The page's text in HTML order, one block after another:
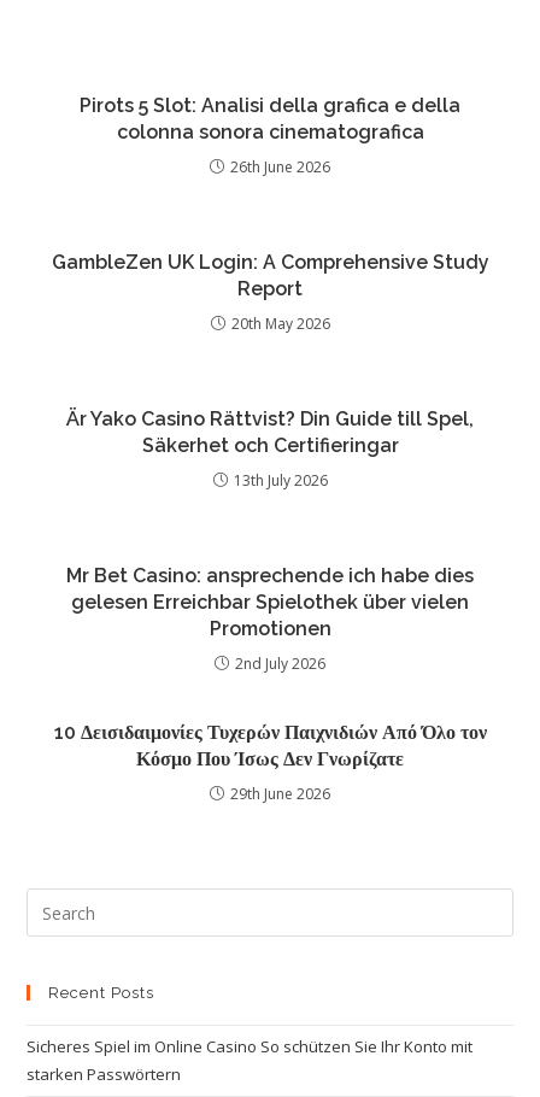
Pirots 5 Slot: Analisi della grafica e della
colonna sonora cinematografica
26th June 2026
GambleZen UK Login: A Comprehensive Study
Report
20th May 2026
Är Yako Casino Rättvist? Din Guide till Spel,
Säkerhet och Certifieringar
13th July 2026
Mr Bet Casino: ansprechende ich habe dies
gelesen Erreichbar Spielothek über vielen
Promotionen
2nd July 2026
10 Δεισιδαιμονίες Τυχερών Παιχνιδιών Από Όλο τον
Κόσμο Που Ίσως Δεν Γνωρίζατε
29th June 2026
Recent Posts
Sicheres Spiel im Online Casino So schützen Sie Ihr Konto mit
starken Passwörtern